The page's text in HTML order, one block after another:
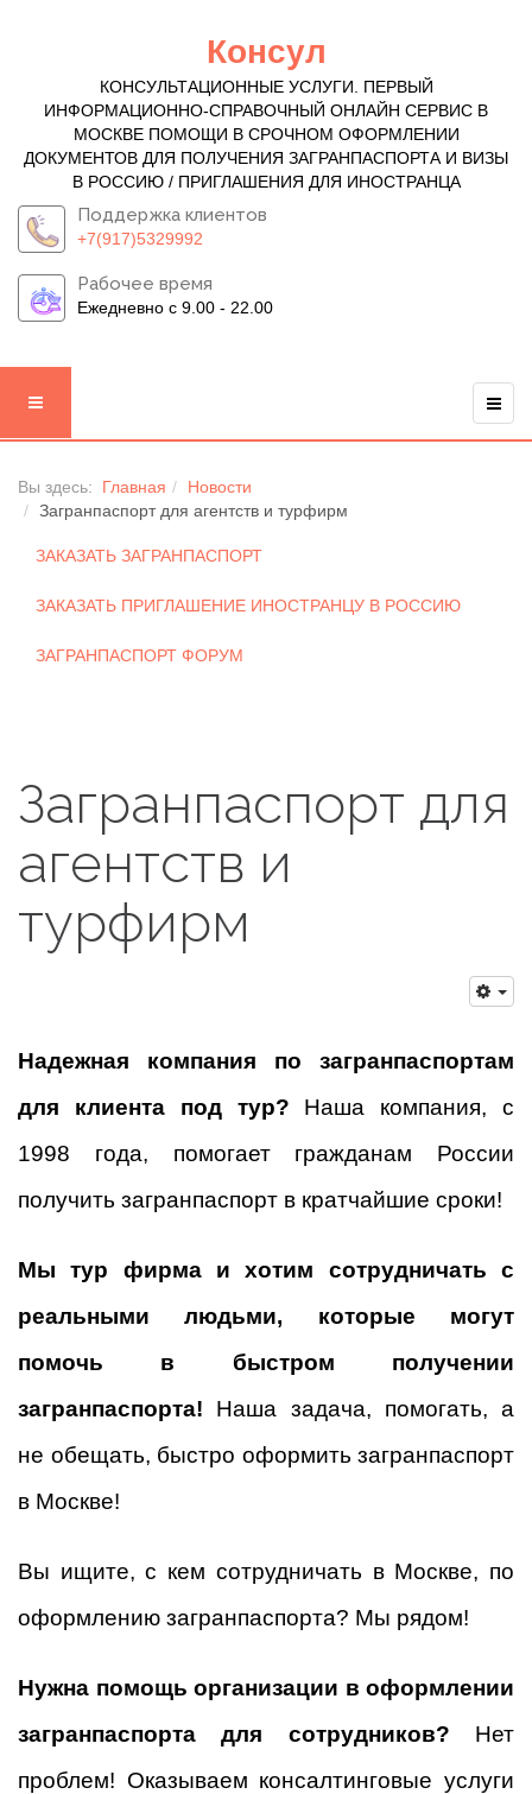
Консул
КОНСУЛЬТАЦИОННЫЕ УСЛУГИ. ПЕРВЫЙ
ИНФОРМАЦИОННО-СПРАВОЧНЫЙ ОНЛАЙН СЕРВИС В
МОСКВЕ ПОМОЩИ В СРОЧНОМ ОФОРМЛЕНИИ
ДОКУМЕНТОВ ДЛЯ ПОЛУЧЕНИЯ ЗАГРАНПАСПОРТА И ВИЗЫ
В РОССИЮ / ПРИГЛАШЕНИЯ ДЛЯ ИНОСТРАНЦА
Поддержка клиентов
+7(917)5329992
Рабочее время
Ежедневно с 9.00 - 22.00
Вы здесь: Главная
Новости
Загранпаспорт для агентств и турфирм
ЗАКАЗАТЬ ЗАГРАНПАСПОРТ
ЗАКАЗАТЬ ПРИГЛАШЕНИЕ ИНОСТРАНЦУ В РОССИЮ
ЗАГРАНПАСПОРТ ФОРУМ
Загранпаспорт для
агентств и
турфирм
Надежная компания по загранпаспортам
для клиента под тур? Наша компания, с
1998 года, помогает гражданам России
получить загранпаспорт в кратчайшие сроки!
Мы тур фирма и хотим сотрудничать с
реальными людьми, которые могут
помочь в быстром получении
загранпаспорта! Наша задача, помогать, а
не обещать, быстро оформить загранпаспорт
в Москве!
Вы ищите, с кем сотрудничать в Москве, по
оформлению загранпаспорта? Мы рядом!
Нужна помощь организации в оформлении
загранпаспорта для сотрудников? Нет
проблем! Оказываем консалтинговые услуги